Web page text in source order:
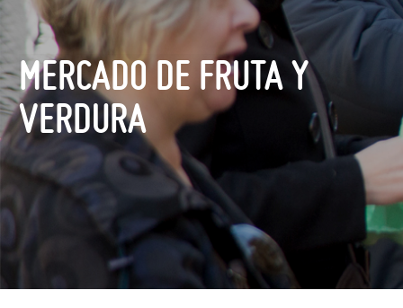
MERCADO DE FRUTA Y
VERDURA